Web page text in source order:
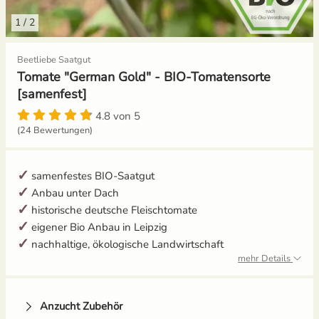
1 / 2
Beetliebe Saatgut
Tomate "German Gold" - BIO-Tomatensorte
[samenfest]
4.8 von 5
(24 Bewertungen)
samenfestes BIO-Saatgut
Anbau unter Dach
historische deutsche Fleischtomate
eigener Bio Anbau in Leipzig
nachhaltige, ökologische Landwirtschaft
mehr Details
Anzucht Zubehör
Gemüsesamen Set
Gurken
Jalapeno
Knollenfenchel
Kohl
Kohlrabi
Kräutersamen
Kürbis
Gelbe Tomaten
Gewächshaustomaten
Grüne Tomaten
Italienische Tomaten
Ochsenherztomaten
Orangene Tomaten
Pfirsichtomaten
Romatomaten
Aussaat und Anzucht im Dezember
Aussaat und Anzucht im Juli
Aussaat und Anzucht im Juni
Aussaat und Anzucht im Mai